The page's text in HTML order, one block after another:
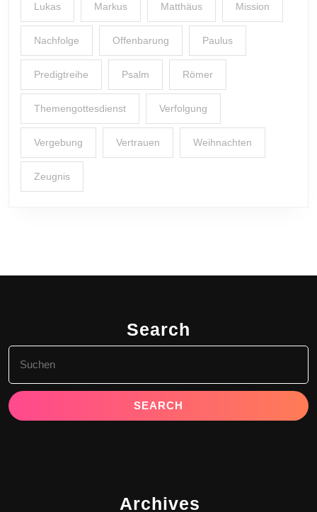
Lukas Markus Matthäus Mission
Nachfolge Offenbarung Paulus
Predigtreihe Psalm Römer
Themengottesdienst Verfolgung
Vergebung Vertrauen Weihnachten
Zeugnis
Search
for:
Archives